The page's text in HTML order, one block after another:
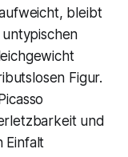
bleibt
untypischen
Figur.
und
Einfalt